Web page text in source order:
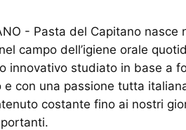
- Pasta del Capitano
campo dell’igiene orale
innovativo studiato in base a
e con una passione tutta
costante fino ai nostri